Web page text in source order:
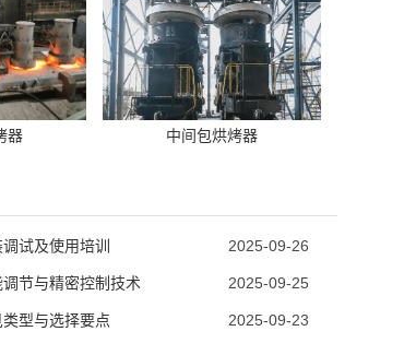
器 中间包烘烤器
试及使用培训 2025-09-26
节与精密控制技术 2025-09-25
型与选择要点 2025-09-23